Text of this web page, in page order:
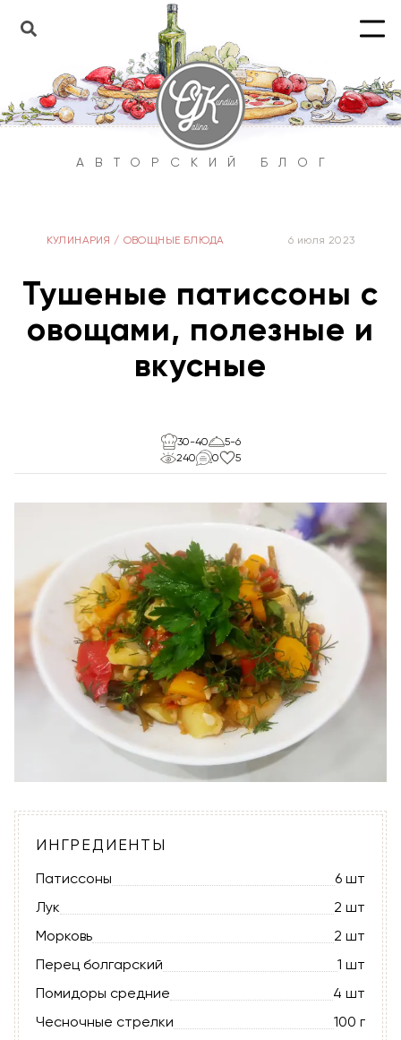
АВТОРСКИЙ БЛОГ
КУЛИНАРИЯ / ОВОЩНЫЕ БЛЮДА 6 июля 2023
Тушеные патиссоны с
овощами, полезные и
вкусные
30-40
5-6
240
0 5
ИНГРЕДИЕНТЫ
Патиссоны
6 шт
Лук
2 шт
Морковь
2 шт
Перец болгарский
1 шт
Помидоры средние
4 шт
Чесночные стрелки
100 г